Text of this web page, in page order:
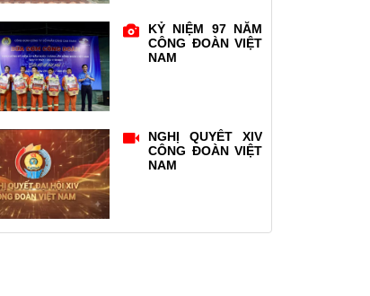
KỶ NIỆM 97 NĂM
CÔNG ĐOÀN VIỆT
NAM
NGHỊ QUYẾT XIV
CÔNG ĐOÀN VIỆT
NAM